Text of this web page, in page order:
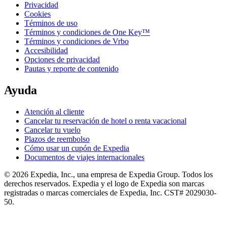
Privacidad
Cookies
Términos de uso
Términos y condiciones de One Key™
Términos y condiciones de Vrbo
Accesibilidad
Opciones de privacidad
Pautas y reporte de contenido
Ayuda
Atención al cliente
Cancelar tu reservación de hotel o renta vacacional
Cancelar tu vuelo
Plazos de reembolso
Cómo usar un cupón de Expedia
Documentos de viajes internacionales
© 2026 Expedia, Inc., una empresa de Expedia Group. Todos los
derechos reservados. Expedia y el logo de Expedia son marcas
registradas o marcas comerciales de Expedia, Inc. CST# 2029030-
50.